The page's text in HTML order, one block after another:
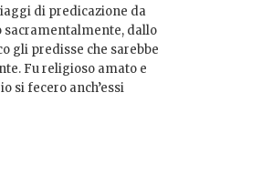
di predicazione da
sacramentalmente, dallo
gli predisse che sarebbe
Fu religioso amato e
si fecero anch’essi